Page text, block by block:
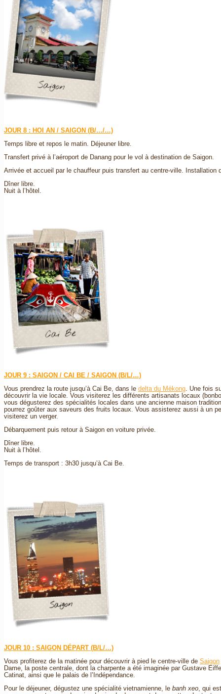
JOUR 8 : HOI AN / SAIGON (B/…/…)
Temps libre et repos le matin. Déjeuner libre.
Transfert privé à l’aéroport de Danang pour le vol à destination de Saigon.
Arrivée et accueil par le chauffeur puis transfert au centre-ville. Installation
Dîner libre.
Nuit à l’hôtel.
JOUR 9 : SAIGON / CAI BE / SAIGON (B/L/…)
Vous prendrez la route jusqu’à Cai Be, dans le delta du Mékong . Une fois
découvrir la vie locale. Vous visiterez les différents artisanats locaux
vous dégusterez des spécialités locales dans une ancienne maison
pourrez goûter aux saveurs des fruits locaux. Vous assisterez aussi à un
visiterez un verger.
Débarquement puis retour à Saigon en voiture privée.
Dîner libre.
Nuit à l’hôtel.
Temps de transport : 3h30 jusqu’à Cai Be.
JOUR 10 : SAIGON DÉPART (B/L/…)
Vous profiterez de la matinée pour découvrir à pied le centre-ville de Saigon
Dame, la poste centrale, dont la charpente a été imaginée par Gustave
Catinat, ainsi que le palais de l’Indépendance.
Pour le déjeuner, dégustez une spécialité vietnamienne, le banh xeo , qui